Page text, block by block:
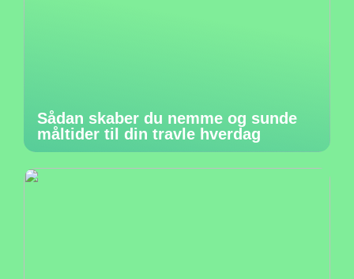
Sådan skaber du nemme og sunde
måltider til din travle hverdag